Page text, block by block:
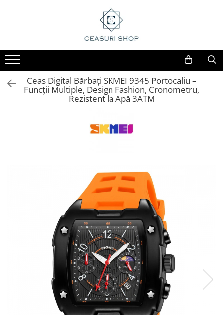
Ceas Digital Bărbați SKMEI 9345 Portocaliu –
Funcții Multiple, Design Fashion, Cronometru,
Rezistent la Apă 3ATM